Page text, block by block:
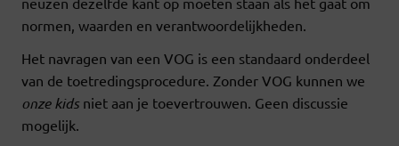
normen, waarden en verantwoordelijkheden.
Het navragen van een VOG is een standaard onderdeel
van de toetredingsprocedure. Zonder VOG kunnen we
onze kids niet aan je toevertrouwen. Geen discussie
mogelijk.